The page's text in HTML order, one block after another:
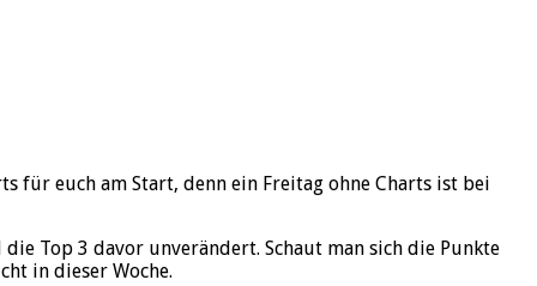
für euch am Start, denn ein Freitag ohne Charts ist bei
Top 3 davor unverändert. Schaut man sich die Punkte
in dieser Woche.